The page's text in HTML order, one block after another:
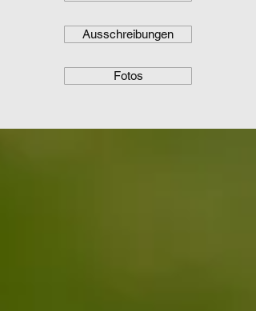
Ausschreibungen
Fotos